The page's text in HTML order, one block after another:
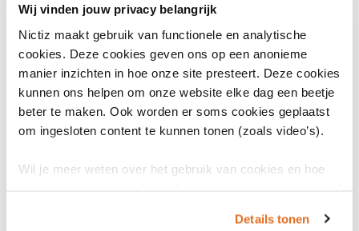
Wij vinden jouw privacy belangrijk
Nictiz maakt gebruik van functionele en analytische
cookies. Deze cookies geven ons op een anonieme
manier inzichten in hoe onze site presteert. Deze cookies
kunnen ons helpen om onze website elke dag een beetje
beter te maken. Ook worden er soms cookies geplaatst
om ingesloten content te kunnen tonen (zoals video’s).
Wil je meer weten over het gebruik van cookies en hoe
Details tonen
wijzigingsverzoek zijn eigen proces in gang zetten voor de
verwerking en opvolging. Binnen VIPP 5 wordt deze
informatiestandaard gebruikt voor wijzigingsverzoeken op de BgZ
(module 2, subdoelstelling 3). Deze kun je hier inzien:
Functioneel ontwerp van de informatiestandaard
(opent
in
nieuw
Technisch ontwerp (FHIR IG) van de informatiestandaard
Doorontwikkeling naar uitgebreidere versie
Deze eerste versie wordt gezien als minimaal werkbaar product en